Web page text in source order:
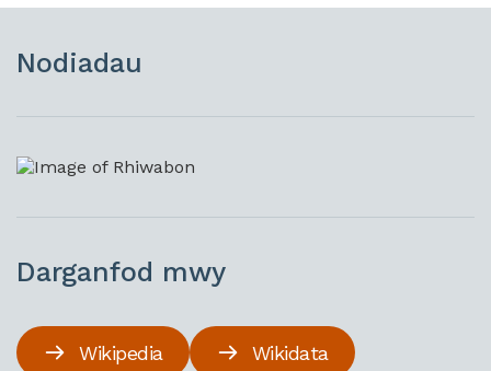
Nodiadau
Darganfod mwy
Wikipedia Wikidata